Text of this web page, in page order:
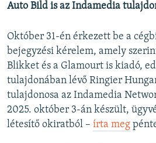
Auto Bild is az Indamedia
Október 31-én érkezett be a
bejegyzési kérelem, amely
Blikket és a Glamourt is kiadó,
tulajdonában lévő Ringier
tulajdonosa az Indamedia
2025. október 3-án készült,
létesítő okiratból – írta meg